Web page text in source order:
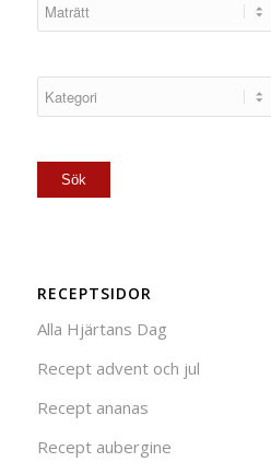
RECEPTSIDOR
Alla Hjärtans Dag
Recept advent och jul
Recept ananas
Recept aubergine